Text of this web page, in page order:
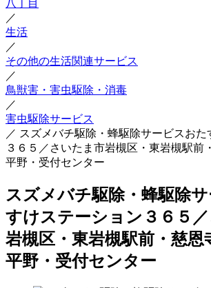
八丁目
／
生活
／
その他の生活関連サービス
／
鳥獣害・害虫駆除・消毒
／
害虫駆除サービス
／ スズメバチ駆除・蜂駆除サービスおた
３６５／さいたま市岩槻区・東岩槻駅前
平野・受付センター
スズメバチ駆除・蜂駆除
すけステーション３６５
岩槻区・東岩槻駅前・慈恩
平野・受付センター